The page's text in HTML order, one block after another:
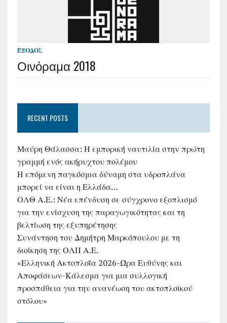
ΈΞΟΔΟΣ
Οινόραμα 2018
RECENT POSTS
Μαύρη Θάλασσα: Η εμπορική ναυτιλία στην πρώτη
γραμμή ενός ακήρυχτου πολέμου
Η επόμενη παγκόσμια δύναμη στα υδροπλάνα
μπορεί να είναι η Ελλάδα…
ΟΛΘ Α.Ε.: Νέα επένδυση σε σύγχρονο εξοπλισμό
για την ενίσχυση της παραγωγικότητας και τη
βελτίωση της εξυπηρέτησης
Συνάντηση του Δημήτρη Μαρκόπουλου με τη
διοίκηση της ΟΛΠ Α.Ε.
«Ελληνική Ακτοπλοΐα 2026-Ώρα Ευθύνης και
Αποφάσεων-Κάλεσμα για μια συλλογική
προσπάθεια για την ανανέωση του ακτοπλοϊκού
στόλου»